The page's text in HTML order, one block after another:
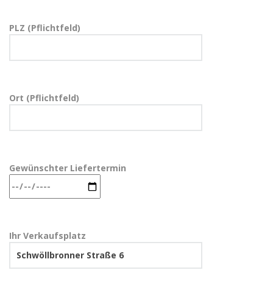
PLZ (Pflichtfeld)
Ort (Pflichtfeld)
Gewünschter Liefertermin
Ihr Verkaufsplatz